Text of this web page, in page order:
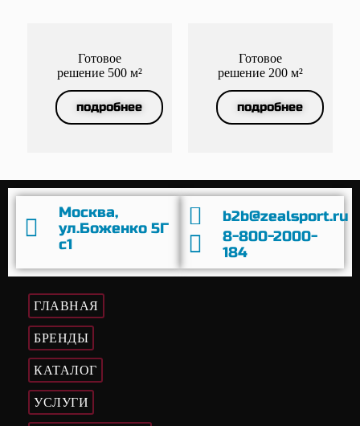
Готовое
решение 500 м²
подробнее
Готовое
решение 200 м²
подробнее
Москва,
ул.Боженко 5Г
с1
b2b@zealsport.ru
8-800-2000-
184
ГЛАВНАЯ
БРЕНДЫ
КАТАЛОГ
УСЛУГИ